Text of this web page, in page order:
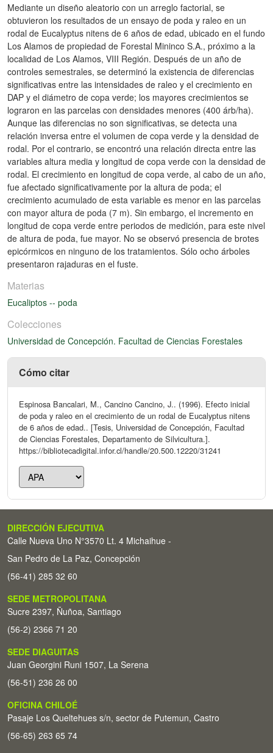
Mediante un diseño aleatorio con un arreglo factorial, se
obtuvieron los resultados de un ensayo de poda y raleo en un
rodal de Eucalyptus nitens de 6 años de edad, ubicado en el fundo
Los Alamos de propiedad de Forestal Mininco S.A., próximo a la
localidad de Los Alamos, VIII Región. Después de un año de
controles semestrales, se determinó la existencia de diferencias
significativas entre las intensidades de raleo y el crecimiento en
DAP y el diámetro de copa verde; los mayores crecimientos se
lograron en las parcelas con densidades menores (400 árb/ha).
Aunque las diferencias no son significativas, se detecta una
relación inversa entre el volumen de copa verde y la densidad de
rodal. Por el contrario, se encontró una relación directa entre las
variables altura media y longitud de copa verde con la densidad de
rodal. El crecimiento en longitud de copa verde, al cabo de un año,
fue afectado significativamente por la altura de poda; el
crecimiento acumulado de esta variable es menor en las parcelas
con mayor altura de poda (7 m). Sin embargo, el incremento en
longitud de copa verde entre periodos de medición, para este nivel
de altura de poda, fue mayor. No se observó presencia de brotes
epicórmicos en ninguno de los tratamientos. Sólo ocho árboles
presentaron rajaduras en el fuste.
Materias
Eucaliptos -- poda
Colecciones
Universidad de Concepción. Facultad de Ciencias Forestales
Cómo citar
Espinosa Bancalari, M., Cancino Cancino, J.. (1996). Efecto inicial
de poda y raleo en el crecimiento de un rodal de Eucalyptus nitens
de 6 años de edad.. [Tesis, Universidad de Concepción, Facultad
de Ciencias Forestales, Departamento de Silvicultura.].
https://bibliotecadigital.infor.cl/handle/20.500.12220/31241
DIRECCIÓN EJECUTIVA
Calle Nueva Uno N°3570 Lt. 4 Michaihue -
San Pedro de La Paz, Concepción
(56-41) 285 32 60
SEDE METROPOLITANA
Sucre 2397, Ñuñoa, Santiago
(56-2) 2366 71 20
SEDE DIAGUITAS
Juan Georgini Runi 1507, La Serena
(56-51) 236 26 00
OFICINA CHILOÉ
Pasaje Los Queltehues s/n, sector de Putemun, Castro
(56-65) 263 65 74